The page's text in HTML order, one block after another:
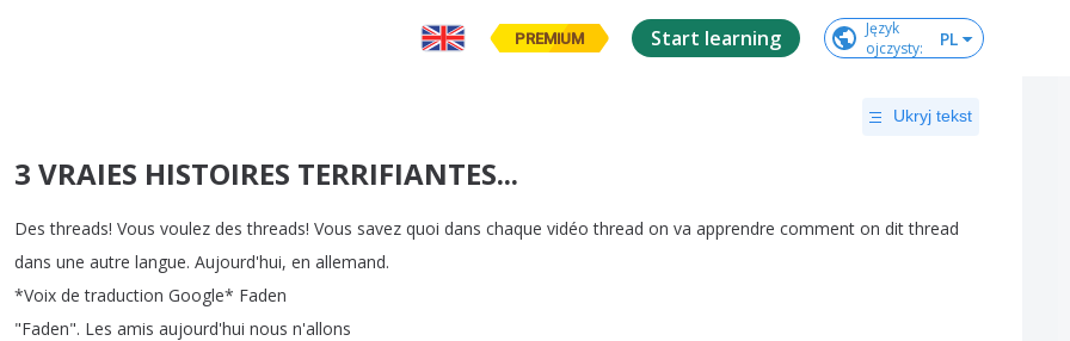
PREMIUM Start learning
Język
ojczysty: PL
Ukryj tekst
3 VRAIES HISTOIRES TERRIFIANTES...
Des threads! Vous voulez des threads! Vous savez quoi dans chaque vidéo thread on va apprendre comment on dit thread
dans une autre langue. Aujourd'hui, en allemand.
*Voix de traduction Google* Faden
"Faden". Les amis aujourd'hui nous n'allons